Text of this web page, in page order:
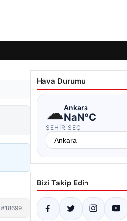
#18699
Hava Durumu
☁Ankara
NaN°C
ŞEHIR SEÇ
Bizi Takip Edin